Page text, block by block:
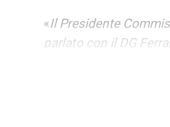
«Il Presidente
parlato con il DG
di grande euforia, ha